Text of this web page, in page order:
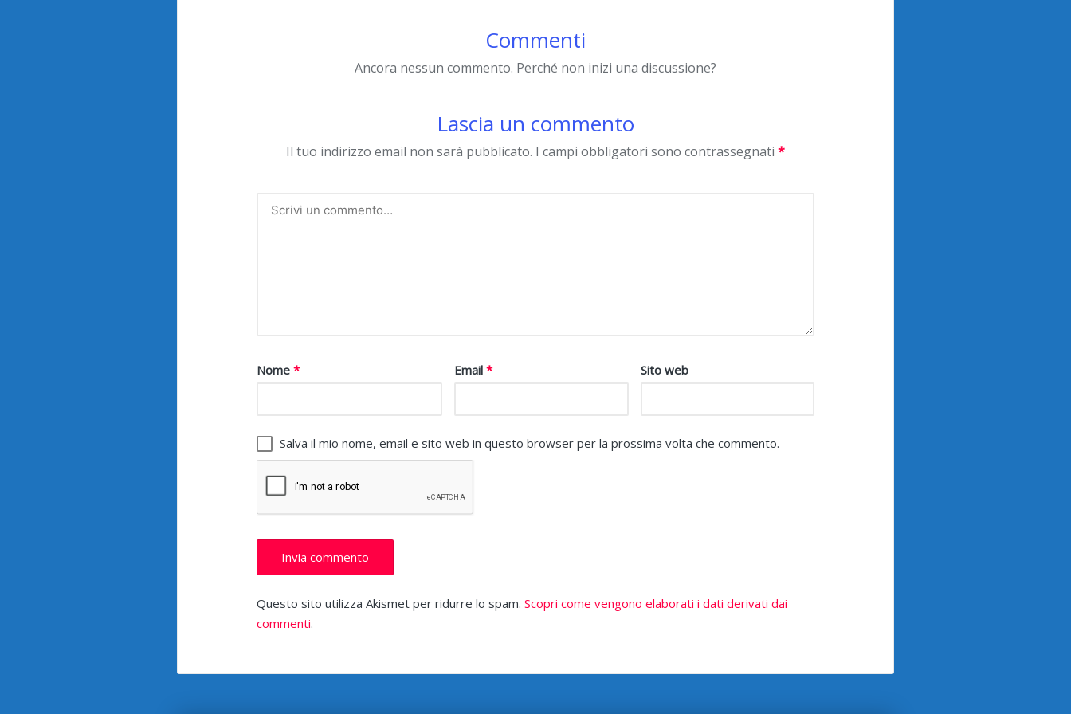
Commenti
Ancora nessun commento. Perché non inizi una discussione?
Lascia un commento
Il tuo indirizzo email non sarà pubblicato. I campi obbligatori sono contrassegnati *
Nome * Email* Sito web
Salva il mio nome, email e sito web in questo browser per la prossima volta che commento.
Questo sito utilizza Akismet per ridurre lo spam. Scopri come vengono elaborati i dati derivati dai
commenti.